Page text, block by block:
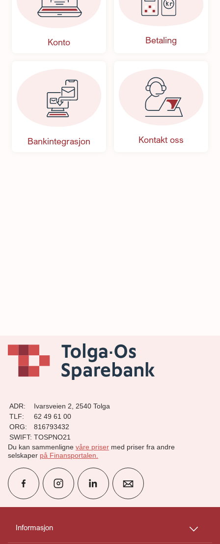
Konto Betaling
Bankintegrasjon Kontakt oss
Informasjon
ADR:
Ivarsveien 2, 2540 Tolga
TLF:
62 49 61 00
ORG:
816793432
SWIFT: TOSPNO21
Du kan sammenligne våre priser med priser fra andre
selskaper på Finansportalen